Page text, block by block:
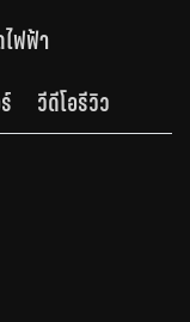
ฟฟ้า
วีดีโอรีวิว